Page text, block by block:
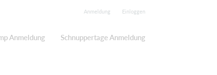
Anmeldung Einloggen
Anmeldung Schnuppertage Anmeldung